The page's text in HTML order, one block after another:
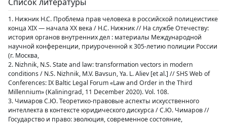
1. Нижник Н.С. Проблема прав человека в российской полицеистике
конца XIX — начала XX века / Н.С. Нижник // На службе Отечеству:
история органов внутренних дел : материалы Международной
научной конференции, приуроченной к 305-летию полиции России
(г. Москва,
2. Nizhnik, N.S. State and law: transformation vectors in modern
conditions / N.S. Nizhnik, M.V. Bavsun, Ya. L. Aliev [et al.] // SHS Web of
Conferences: IX Baltic Legal Forum «Law and Order in the Third
Millennium» (Kaliningrad, 11 December 2020). Vol. 108.
3. Чимаров С.Ю. Теоретико-правовые аспекты искусственного
интеллекта в контексте юридического дискурса / С.Ю. Чимаров //
Государство и право: эволюция, современное состояние,